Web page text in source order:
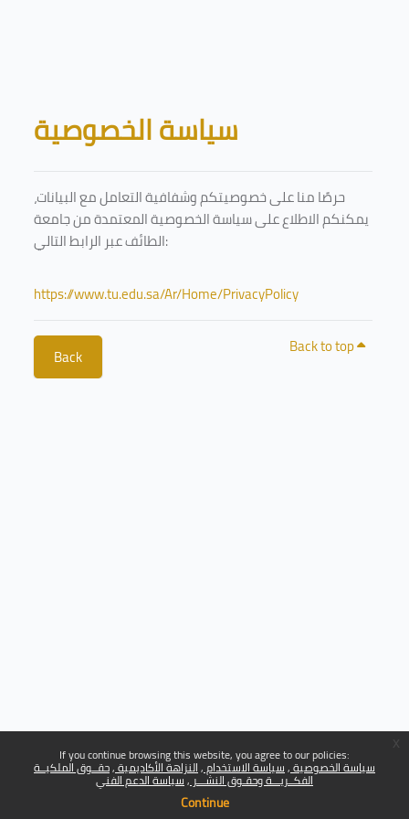
If you continue browsing this website, you agree to our policies:
سياسة الخصوصية سياسة الاستخدام النزاهة الأكاديمية حقــوق الملكيــة
الفكــريـــة وحقـوق النشـــر سياسة الدعم الفني
Continue
Blocks
سياسة الخصوصية
حرصًا منا على خصوصيتكم وشفافية التعامل مع البيانات،
يمكنكم الاطلاع على سياسة الخصوصية المعتمدة من جامعة
الطائف عبر الرابط التالي:
https://www.tu.edu.sa/Ar/Home/PrivacyPolicy
Back Back to top